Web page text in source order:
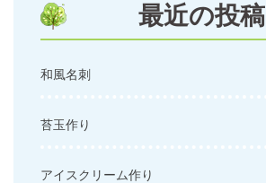
最近の投稿
和風名刺
苔玉作り
アイスクリーム作り